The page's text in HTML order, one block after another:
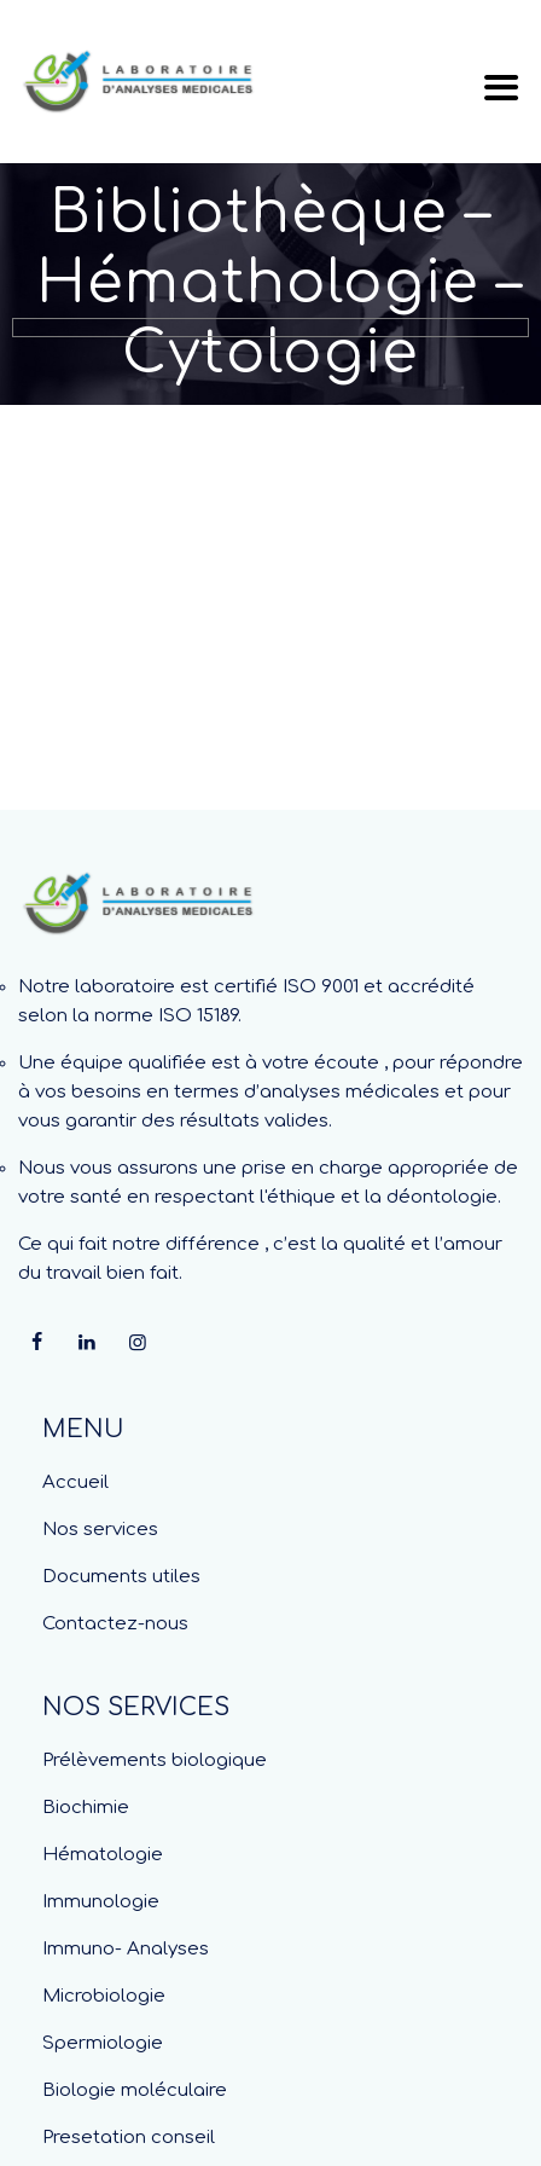
Bibliothèque –
Hémathologie –
Cytologie
Notre laboratoire est certifié ISO 9001 et accrédité
selon la norme ISO 15189.
Une équipe qualifiée est à votre écoute , pour répondre
à vos besoins en termes d’analyses médicales et pour
vous garantir des résultats valides.
Nous vous assurons une prise en charge appropriée de
votre santé en respectant l'éthique et la déontologie.
Ce qui fait notre différence , c’est la qualité et l’amour
du travail bien fait.
MENU
Accueil
Nos services
Documents utiles
Contactez-nous
NOS SERVICES
Prélèvements biologique
Biochimie
Hématologie
Immunologie
Immuno- Analyses
Microbiologie
Spermiologie
Biologie moléculaire
Presetation conseil